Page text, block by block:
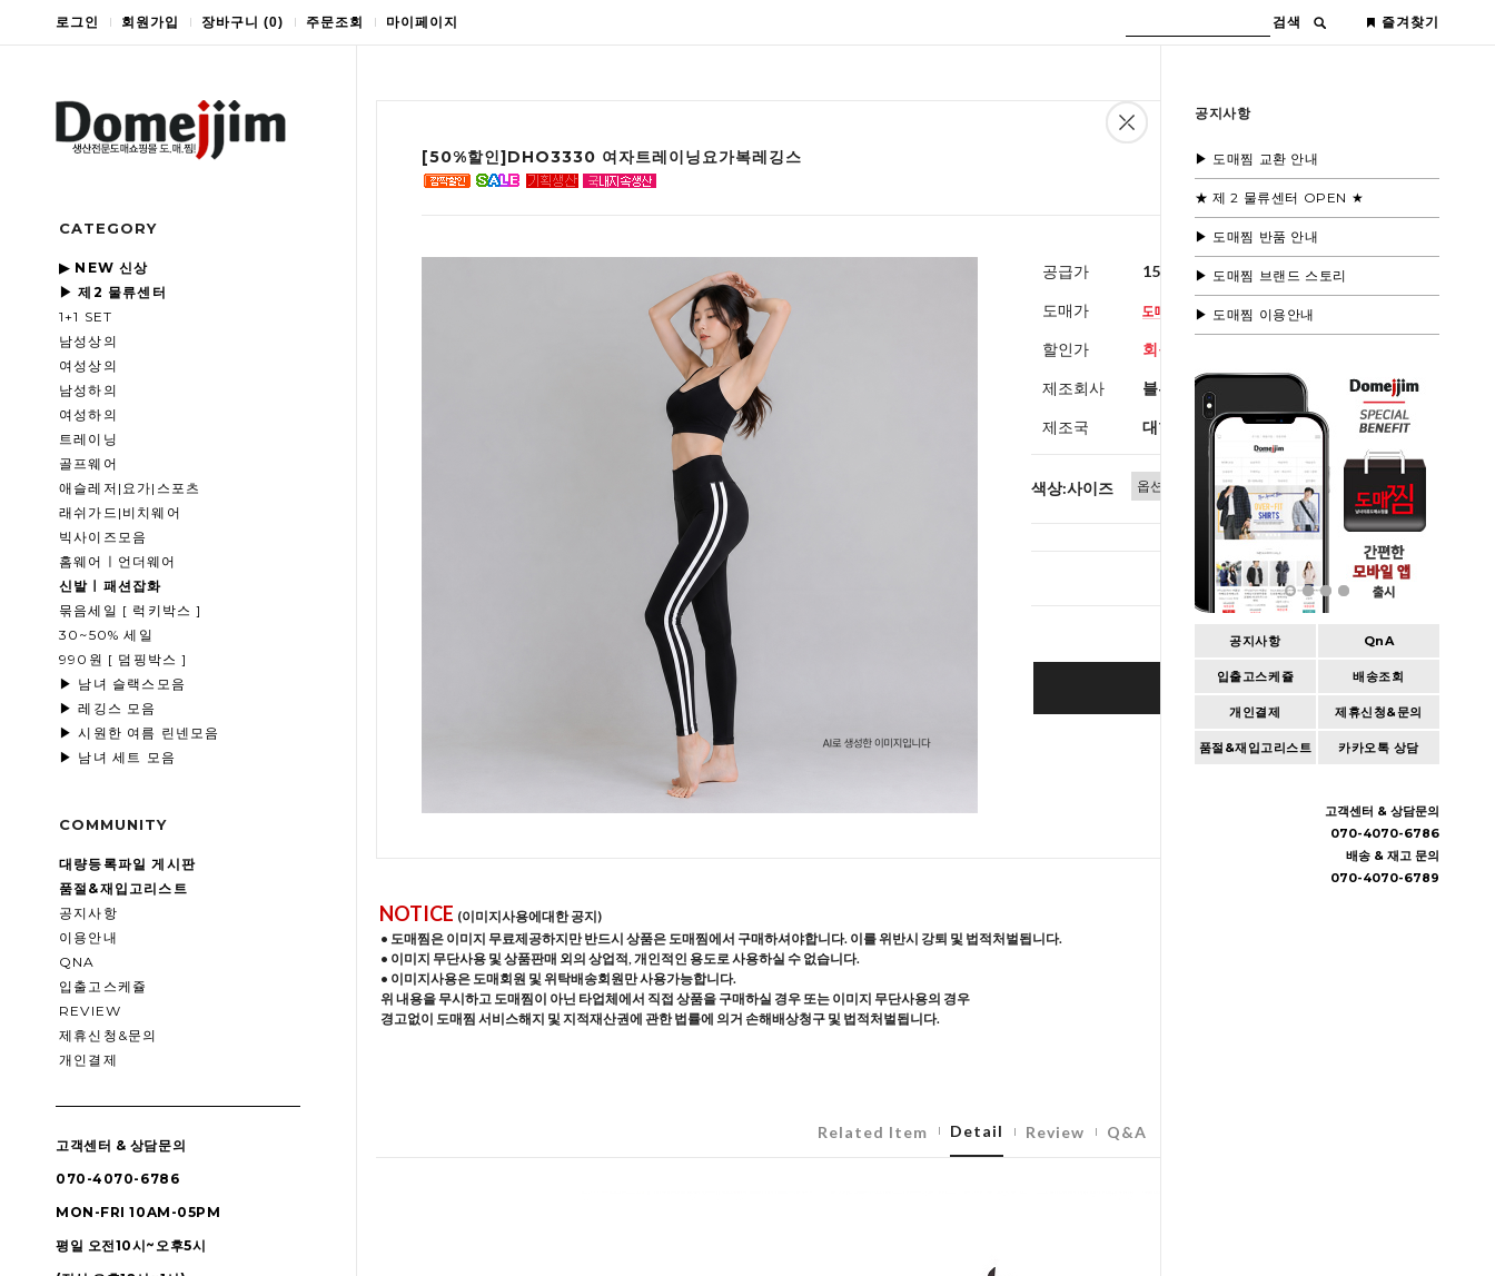
로그인 회원가입 장바구니 (0) 주문조회 마이페이지 검색 즐겨찾기
CATEGORY
▶ NEW 신상
▶ 제2 물류센터
1+1 SET
남성상의
여성상의
남성하의
여성하의
트레이닝
골프웨어
애슬레저|요가|스포츠
래쉬가드|비치웨어
빅사이즈모음
홈웨어ㅣ언더웨어
신발ㅣ패션잡화
묶음세일 [ 럭키박스 ]
30~50% 세일
990원 [ 덤핑박스 ]
▶ 남녀 슬랙스모음
▶ 레깅스 모음
▶ 시원한 여름 린넨모음
▶ 남녀 세트 모음
COMMUNITY
대량등록파일 게시판
품절&재입고리스트
공지사항
이용안내
QNA
입출고스케쥴
REVIEW
제휴신청&문의
개인결제
고객센터 & 상담문의
070-4070-6786
MON-FRI 10AM-05PM
평일 오전10시~오후5시
공지사항
▶ 도매찜 교환 안내
★ 제 2 물류센터 OPEN ★
▶ 도매찜 반품 안내
▶ 도매찜 브랜드 스토리
▶ 도매찜 이용안내
공지사항 QnA
입출고스케쥴 배송조회
개인결제 제휴신청&문의
품절&재입고리스트 카카오톡 상담
고객센터 & 상담문의
070-4070-6786
배송 & 재고 문의
070-4070-6789
[50%할인]DHO3330 여자트레이닝요가복레깅스
공급가 15,600원(부가세별도)
도매가
할인가 회원공개
제조회사 블루모드
제조국 대한민국
색상:사이즈
BUY IT NOW
Cart | Wishlist
NOTICE (이미지사용에대한 공지)
• 도매찜은 이미지 무료제공하지만 반드시 상품은 도매찜에서 구매하셔야합니다. 이를 위반시 강퇴 및 법적처벌됩니다.
• 이미지 무단사용 및 상품판매 외의 상업적, 개인적인 용도로 사용하실 수 없습니다.
• 이미지사용은 도매회원 및 위탁배송회원만 사용가능합니다.
위 내용을 무시하고 도매찜이 아닌 타업체에서 직접 상품을 구매하실 경우 또는 이미지 무단사용의 경우
경고없이 도매찜 서비스해지 및 지적재산권에 관한 법률에 의거 손해배상청구 및 법적처벌됩니다.
Related Item Detail Review Q&A